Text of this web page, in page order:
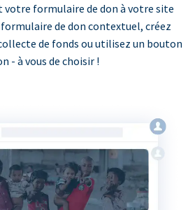
formulaire de don à votre site
de don contextuel, créez
de fonds ou utilisez un bouton
- à vous de choisir !